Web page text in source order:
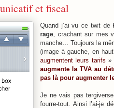
et fiscal
Quand j’ai vu ce twit de
rage , crachant sur mes
manche… Toujours la
(image à gauche, en
augmentent leurs tarifs »
augmente la TVA au
pas là pour augmenter
Je ne vais pas
fourre-tout. Ainsi l’ai-je